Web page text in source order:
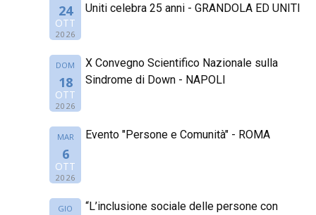
24
OTT
2026
Uniti celebra 25 anni - GRANDOLA ED UNITI
DOM
18
OTT
2026
X Convegno Scientifico Nazionale sulla
Sindrome di Down - NAPOLI
MAR
6
OTT
2026
Evento "Persone e Comunità" - ROMA
GIO
“L’inclusione sociale delle persone con